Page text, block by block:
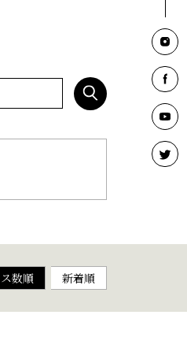
数順 新着順